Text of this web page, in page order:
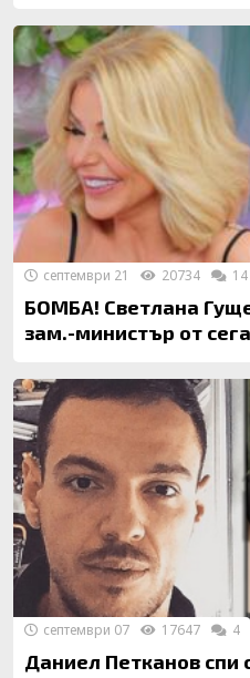
БОМБА! Светлана
зам.-министър от
септември 21 20734 14
Даниел Петканов спи с омъжената Глория
септември 07 17647 4